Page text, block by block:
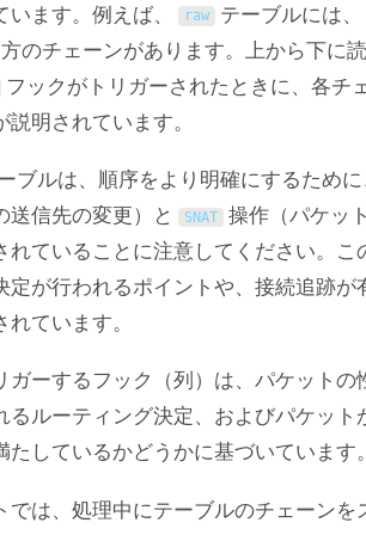
います。例えば、
raw テーブルには、
のチェーンがあります。上から下に
フックがトリガーされたときに、各チ
明されています。
ブルは、順序をより明確にするため
送信先の変更）と
SNAT 操作（パケッ
れていることに注意してください。こ
定が行われるポイントや、接続追跡が
ています。
ガーするフック（列）は、パケットの
るルーティング決定、およびパケット
たしているかどうかに基づいています
では、処理中にテーブルのチェーンを